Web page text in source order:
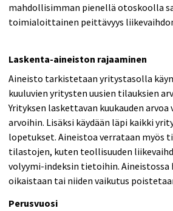
mahdollisimman pienellä otoskoolla
toimialoittainen peittävyys
Laskenta-aineiston rajaaminen
Aineisto tarkistetaan yritystasolla
kuuluvien yritysten uusien tilauksien
Yrityksen laskettavan kuukauden
arvoihin. Lisäksi käydään läpi kaikki
lopetukset. Aineistoa verrataan myös
tilastojen, kuten teollisuuden
volyymi-indeksin tietoihin.
oikaistaan tai niiden vaikutus
Perusvuosi